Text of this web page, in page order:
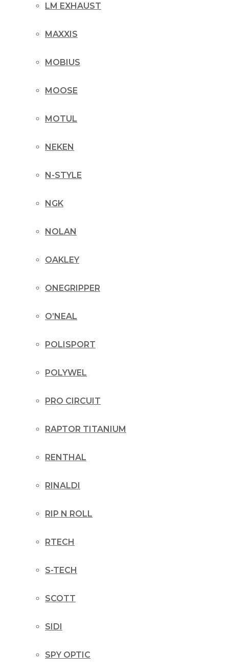
LM EXHAUST
MAXXIS
MOBIUS
MOOSE
MOTUL
NEKEN
N-STYLE
NGK
NOLAN
OAKLEY
ONEGRIPPER
O’NEAL
POLISPORT
POLYWEL
PRO CIRCUIT
RAPTOR TITANIUM
RENTHAL
RINALDI
RIP N ROLL
RTECH
S-TECH
SCOTT
SIDI
SPY OPTIC